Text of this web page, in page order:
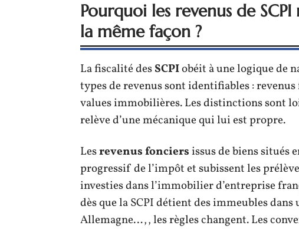
Pourquoi les revenus de
la même façon ?
La fiscalité desSCPIobéit à une logique de
types de revenus sont identifiables :
values immobilières. Les distinctions sont
relève d’une mécanique qui lui est propre.
Lesrevenus fonciersissus de biens situés
progressif de l’impôt et subissent les
investies dans l’immobilier d’entreprise
dès que la SCPI détient des immeubles
Allemagne…,, les règles changent. Les